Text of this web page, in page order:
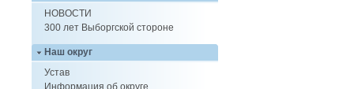
НОВОСТИ
300 лет Выборгской стороне
Наш округ
Устав
Информация об округе